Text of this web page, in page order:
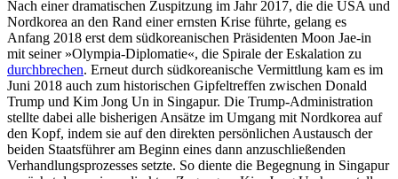
Nach einer dramatischen Zuspitzung im Jahr 2017, die die USA und
Nordkorea an den Rand einer ernsten Krise führte, gelang es
Anfang 2018 erst dem südkoreanischen Präsidenten Moon Jae-in
mit seiner »Olym­pia-Diplomatie«, die Spirale der Eska­lation zu
durchbrechen. Erneut durch süd­korea­nische Vermittlung kam es im
Juni 2018 auch zum historischen Gipfeltreffen zwi­schen Donald
Trump und Kim Jong Un in Singapur. Die Trump-Administration
stellte dabei alle bisherigen Ansätze im Umgang mit Nordkorea auf
den Kopf, indem sie auf den direkten persönlichen Austausch der
beiden Staatsführer am Beginn eines dann anzuschließenden
Verhandlungsprozesses setzte. So diente die Begegnung in Singapur